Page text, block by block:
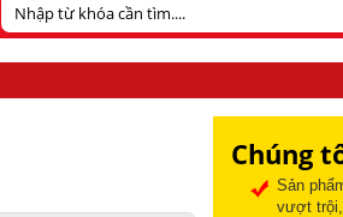
Chúng
Sản
vượt trội,